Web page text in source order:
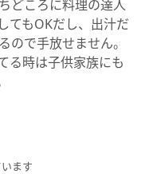
どころに料理の達人
てもOKだし、出汁だ
ので手放せません。
る時は子供家族にも
ます